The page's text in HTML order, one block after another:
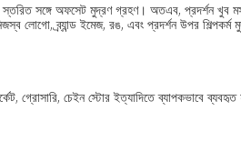
সঙ্গে অফসেট মুদ্রণ গ্রহণ। অতএব, প্রদর্শন খুব
লোগো, ব্র্যান্ড ইমেজ, রঙ, এবং প্রদর্শন উপর শিল্পকর্ম
গ্রোসারি, চেইন স্টোর ইত্যাদিতে ব্যাপকভাবে